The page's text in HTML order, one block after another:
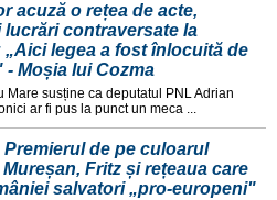
acuză o rețea de acte,
lucrări contraversate la
„Aici legea a fost înlocuită de
Moșia lui Cozma
Mare susține ca deputatul PNL Adrian
ar fi pus la punct un meca ...
de pe culoarul
Fritz și rețeaua care
salvatori „pro-europeni"